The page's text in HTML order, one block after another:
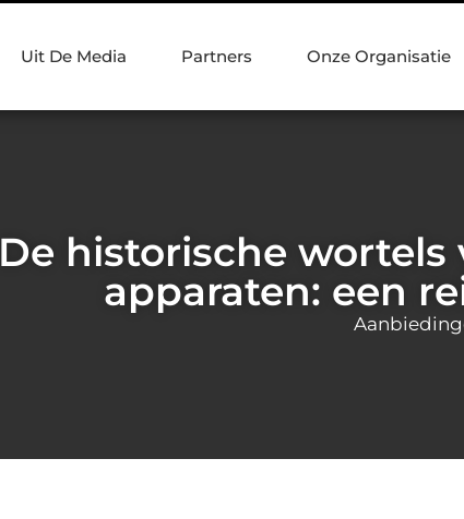
Uit De Media Partners Onze Organisatie
De historische
apparaten: een